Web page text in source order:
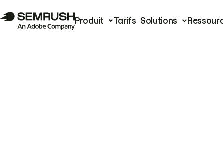
Produit Tarifs Solutions